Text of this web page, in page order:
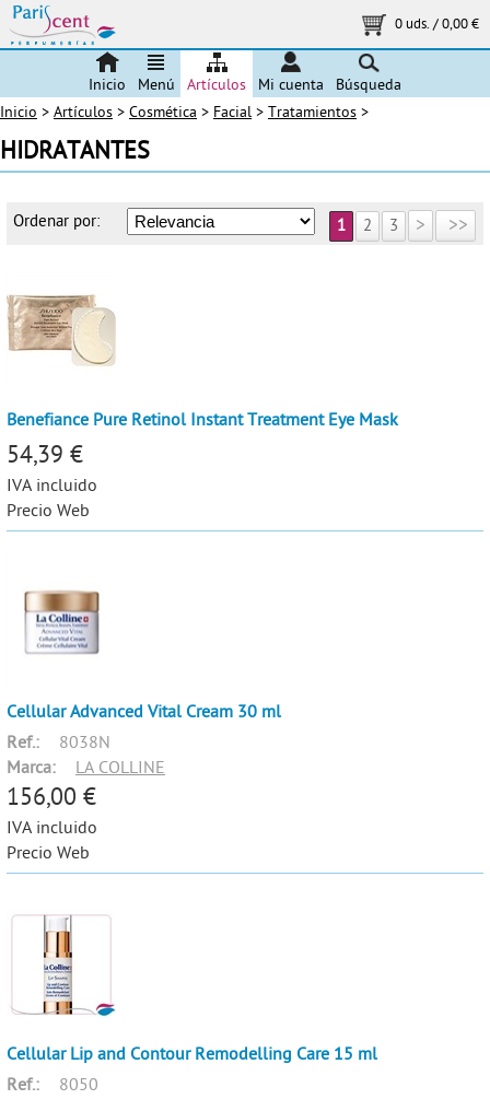
0 uds./0,00 €
Inicio Menú Artículos Mi cuenta Búsqueda
Inicio > Artículos > Cosmética > Facial > Tratamientos >
HIDRATANTES
Ordenar por: 1 2 3 > >>
Benefiance Pure Retinol Instant Treatment Eye Mask
54,39 €
IVA incluido
Precio Web
Cellular Advanced Vital Cream 30 ml
Ref.:
8038N
Marca:
LA COLLINE
156,00 €
IVA incluido
Precio Web
Cellular Lip and Contour Remodelling Care 15 ml
Ref.:
8050